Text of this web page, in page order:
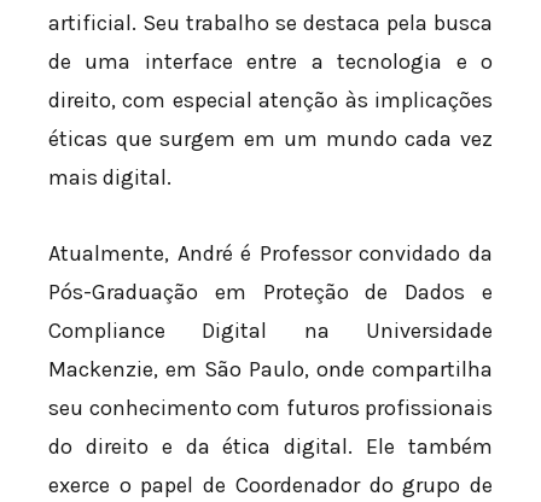
artificial. Seu trabalho se destaca pela busca
de uma interface entre a tecnologia e o
direito, com especial atenção às implicações
éticas que surgem em um mundo cada vez
mais digital.
Atualmente, André é Professor convidado da
Pós-Graduação em Proteção de Dados e
Compliance Digital na Universidade
Mackenzie, em São Paulo, onde compartilha
seu conhecimento com futuros profissionais
do direito e da ética digital. Ele também
exerce o papel de Coordenador do grupo de